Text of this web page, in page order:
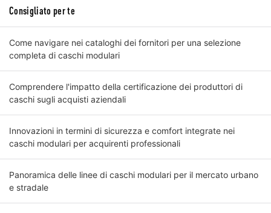
Consigliato per te
Come navigare nei cataloghi dei fornitori per una selezione
completa di caschi modulari
Comprendere l'impatto della certificazione dei produttori di
caschi sugli acquisti aziendali
Innovazioni in termini di sicurezza e comfort integrate nei
caschi modulari per acquirenti professionali
Panoramica delle linee di caschi modulari per il mercato urbano
e stradale